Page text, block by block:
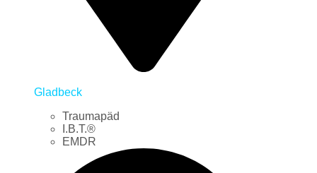
Gladbeck
Traumapäd
I.B.T.®
EMDR